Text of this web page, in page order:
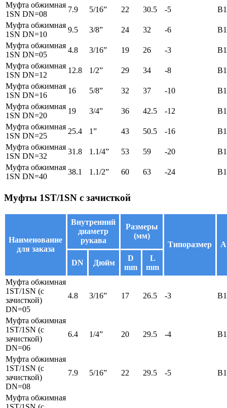
Муфта обжимная
1SN DN=08
7.9 5/16” 22 30.5 -5
Муфта обжимная
1SN DN=10
9.5 3/8” 24 32 -6
Муфта обжимная
1SN DN=05
4.8 3/16” 19 26 -3
Муфта обжимная
1SN DN=12
12.8 1/2” 29 34 -8
Муфта обжимная
1SN DN=16
16 5/8” 32 37 -10
Муфта обжимная
1SN DN=20
19 3/4” 36 42.5 -12
Муфта обжимная
1SN DN=25
25.4 1” 43 50.5 -16
Муфта обжимная
1SN DN=32
31.8 1.1/4” 53 59 -20
Муфта обжимная
1SN DN=40
38.1 1.1/2” 60 63 -24
Муфты 1ST/1SN с зачисткой
Наименование
для заказа
Внутренний
диаметр
рукава
Размеры
(мм)
Типоразмер
DN Дюйм
D
mm
L
mm
Муфта обжимная
1ST/1SN (с
зачисткой)
DN=05
4.8 3/16” 17 26.5 -3
Муфта обжимная
1ST/1SN (с
зачисткой)
DN=06
6.4 1/4” 20 29.5 -4
Муфта обжимная
1ST/1SN (с
зачисткой)
DN=08
7.9 5/16” 22 29.5 -5
Муфта обжимная